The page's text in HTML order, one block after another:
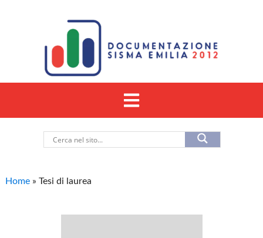
Home »Tesi di laurea